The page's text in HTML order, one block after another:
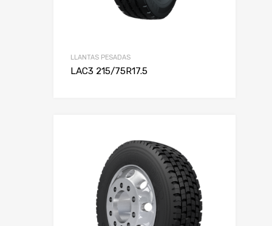
LLANTAS PESADAS
LAC3 215/75R17.5